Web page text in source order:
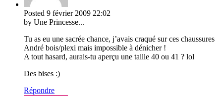
Posted 9 février 2009 22:02
by Une Princesse...
Tu as eu une sacrée chance, j’avais craqué sur ces chaussures
André bois/plexi mais impossible à dénicher !
A tout hasard, aurais-tu aperçu une taille 40 ou 41 ? lol
Des bises :)
Répondre